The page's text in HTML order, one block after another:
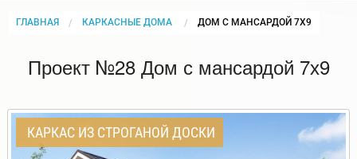
ГЛАВНАЯ КАРКАСНЫЕ ДОМА CURRENT:
ДОМ С МАНСАРДОЙ 7Х9
Проект №28 Дом с мансардой 7х9
КАРКАС ИЗ СТРОГАНОЙ ДОСКИ